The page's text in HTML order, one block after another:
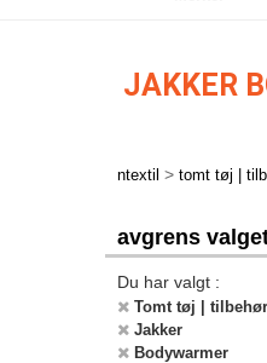
JAKKER
ntextil > tomt tøj |
avgrens
Du har valgt :
Tomt tøj | tilbehør
Jakker
Bodywarmer